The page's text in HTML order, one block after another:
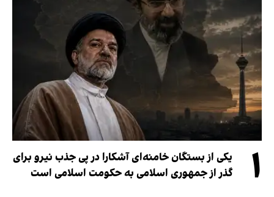
۱
یکی از بستگان خامنه‌ای آشکارا در پی جذب نیرو برای
گذر از جمهوری اسلامی به حکومت اسلامی است